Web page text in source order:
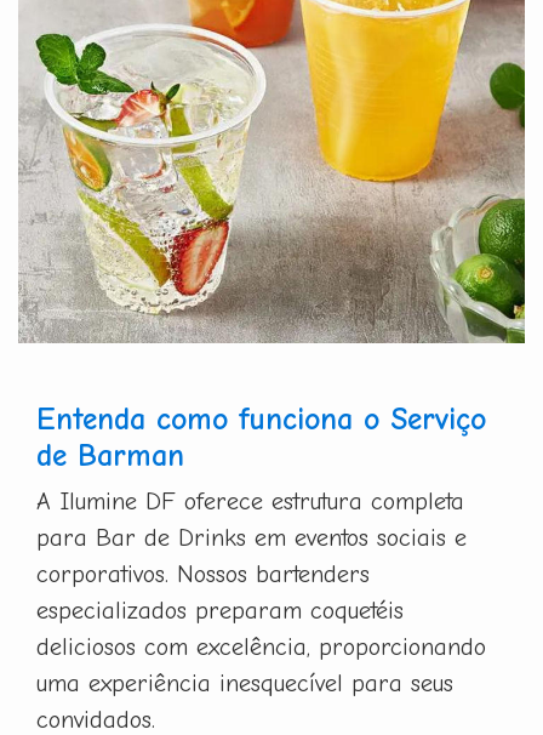
Entenda como funciona o Serviço
de Barman
A Ilumine DF oferece estrutura completa
para Bar de Drinks em eventos sociais e
corporativos. Nossos bartenders
especializados preparam coquetéis
deliciosos com excelência, proporcionando
uma experiência inesquecível para seus
convidados.